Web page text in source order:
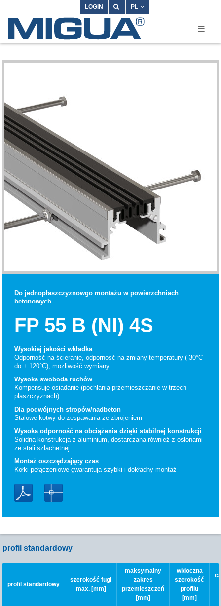
LOGIN PL
Do jednopłaszczyznowgo montażu w powierzchniach
betonowych
FP 55 B (NI) 4S
Wysokiej jakości wkładka
Odporność na ścieranie, odporność na zmiany temperatury (-30°C
do + 120°C), możliwość wymiany
Wysoka swoboda ruchów
Kompensuje osiadanie (pochłania przemieszczanie w trzech
płaszczyznach)
Dla podwójnych stropów/nadbeton
Stalowe kotwy do zespawania ze zbrojeniem
Wysoka odporność na obciążenia dzięki stabilnej konstrukcji
Solidna konstrukcja z aluminium, dostarczana również z osłonami
ze stali szlachetnej
Montaż oszczędzający czas
Kołki połączeniowe gwarantują szybki i dokładny montaż
profil standardowy
profil standardowy
szerokość fugi
max. [mm]
maksymalny
zakres
przemieszczeń
[mm]
widoczna
szerokość
profilu
[mm]